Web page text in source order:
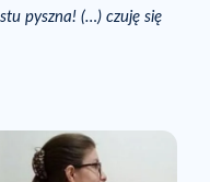
pyszna! (…) czuję się